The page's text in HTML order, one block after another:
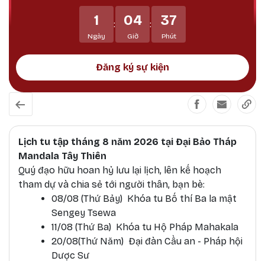
Phật Bản Tôn Mẫu Tính.
1
Ngày
: 04
Giờ
: 37
Phút
Đăng ký sự kiện
Lịch tu tập tháng 8 năm 2026 tại Đại Bảo Tháp
Mandala Tây Thiên
Quý đạo hữu hoan hỷ lưu lại lịch, lên kế hoạch
tham dự và chia sẻ tới người thân, bạn bè:
08/08 (Thứ Bảy) Khóa tu Bố thí Ba la mật
Sengey Tsewa
11/08 (Thứ Ba) Khóa tu Hộ Pháp Mahakala
20/08(Thứ Năm) Đại đàn Cầu an - Pháp hội
Dược Sư